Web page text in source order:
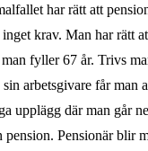
har rätt att
krav. Man har rätt
fyller 67 år. Trivs
arbetsgivare får man
upplägg där man går
Pensionär blir